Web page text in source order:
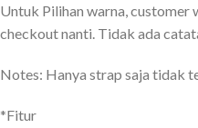
Untuk Pilihan warna, customer
checkout nanti. Tidak ada
Notes: Hanya strap saja tidak
*Fitur